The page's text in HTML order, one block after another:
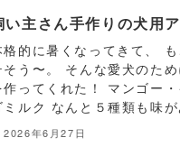
い主さん手作りの犬用
格的に暑くなってきて、
そう〜。 そんな愛犬のた
作ってくれた！ マンゴー
ミルク なんと５種類も味
2026年6月27日